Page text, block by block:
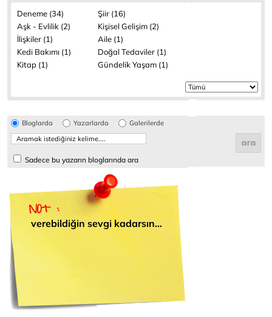
Deneme (34)
Şiir (16)
Aşk - Evlilik (2)
Kişisel Gelişim (2)
İlişkiler (1)
Aile (1)
Kedi Bakımı (1)
Doğal Tedaviler (1)
Kitap (1)
Gündelik Yaşam (1)
Bloglarda Yazarlarda Galerilerde
Sadece bu yazarın bloglarında ara
verebildiğin sevgi kadarsın...